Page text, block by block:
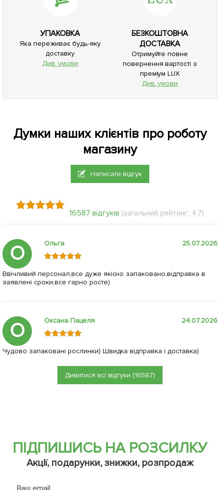
УПАКОВКА
Яка переживає будь-яку
доставку
Див. умови
БЕЗКОШТОВНА
ДОСТАВКА
Отримуйте повне
повернення вартості з
преміум LUX
Див. умови
Думки наших клієнтів про роботу
магазину
Написати відгук
16587 відгуків (загальний рейтинг: 4.7)
О Ольга 25.07.2026
Ввічливий персонал,все дуже якісно запаковано,відправка в
заявлені сроки,все гарно росте)
О Оксана Пацеля 24.07.2026
Чудово запаковані рослинки) Швидка відправка і доставка)
Дивитися всі відгуки (16587)
ПІДПИШИСЬ НА РОЗСИЛКУ
Акції, подарунки, знижки, розпродаж